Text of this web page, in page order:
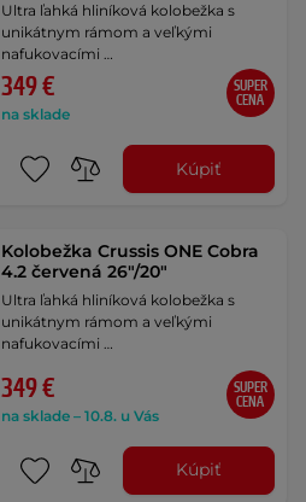
Ultra ľahká hliníková kolobežka s
unikátnym rámom a veľkými
nafukovacími …
349 €
na sklade
SUPER
CENA
Kúpiť
Kolobežka Crussis ONE Cobra
4.2 červená 26"/20"
Ultra ľahká hliníková kolobežka s
unikátnym rámom a veľkými
nafukovacími …
349 €
na sklade – 10.8. u Vás
SUPER
CENA
Kúpiť